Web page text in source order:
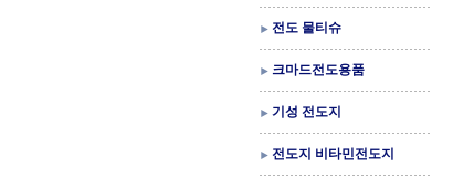
전도 물티슈
크마드전도용품
기성 전도지
전도지 비타민전도지